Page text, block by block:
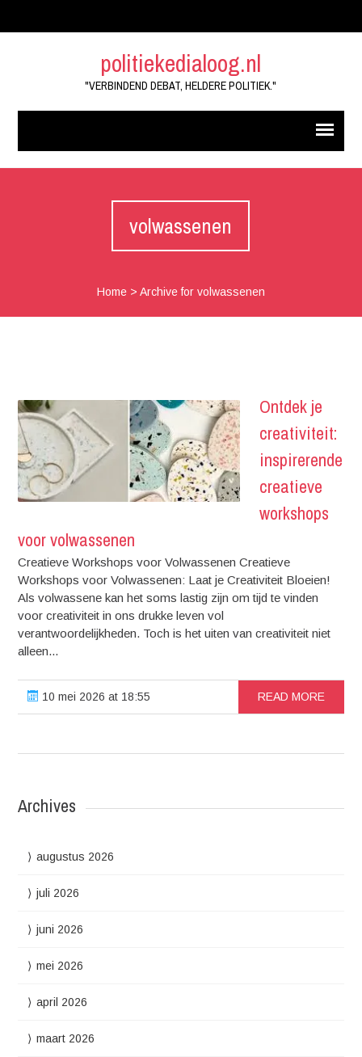
politiekedialoog.nl
"VERBINDEND DEBAT, HELDERE POLITIEK."
volwassenen
Home> Archive for volwassenen
Ontdek je
creativiteit:
inspirerende
creatieve
workshops
voor volwassenen
Creatieve Workshops voor Volwassenen Creatieve
Workshops voor Volwassenen: Laat je Creativiteit Bloeien!
Als volwassene kan het soms lastig zijn om tijd te vinden
voor creativiteit in ons drukke leven vol
verantwoordelijkheden. Toch is het uiten van creativiteit niet
alleen...
10 mei 2026 at 18:55 READ MORE
Archives
augustus 2026
juli 2026
juni 2026
mei 2026
april 2026
maart 2026